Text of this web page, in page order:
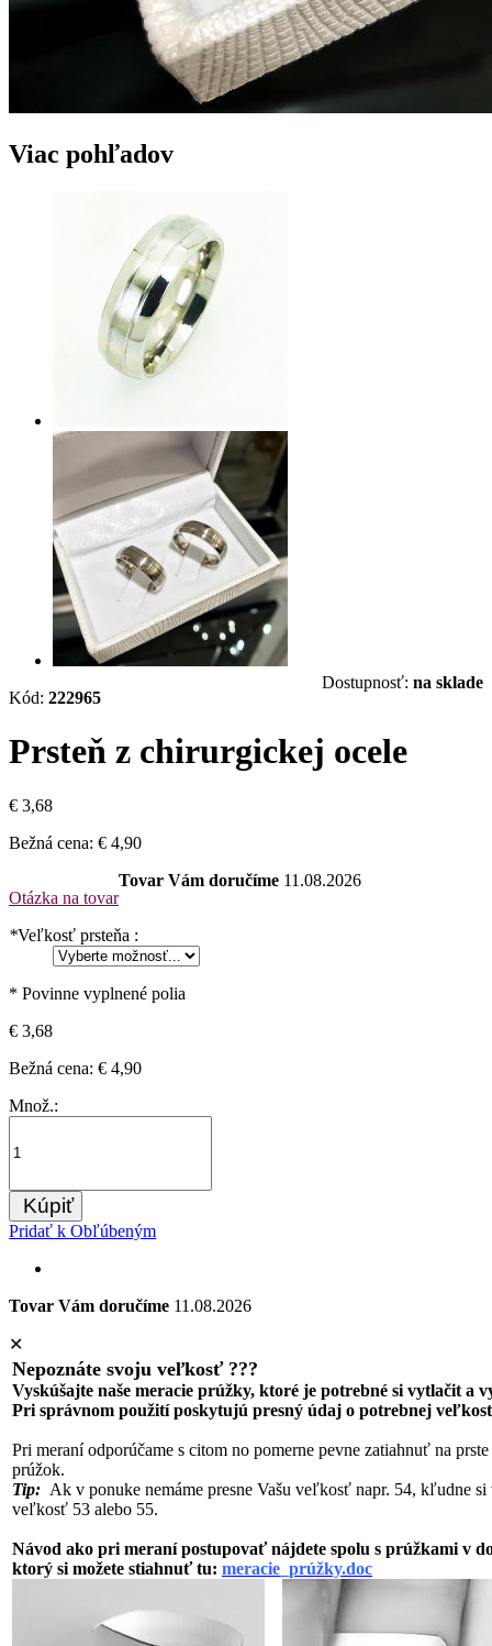
Viac pohľadov
Kód: 222965
Dostupnosť: na sklade
Prsteň z chirurgickej ocele
€ 3,68
Bežná cena: € 4,90
Otázka na tovar
Tovar Vám doručíme 11.08.2026
*Veľkosť prsteňa :
* Povinne vyplnené polia
€ 3,68
Bežná cena: € 4,90
Množ.:
Kúpiť
Pridať k Obľúbeným
Tovar Vám doručíme 11.08.2026
✕
Nepoznáte svoju veľkosť ???
Vyskúšajte naše meracie prúžky, ktoré je potrebné si vytlačit a
Pri správnom použití poskytujú presný údaj o potrebnej
Pri meraní odporúčame s citom no pomerne pevne zatiahnuť na
prúžok.
Tip: Ak v ponuke nemáme presne Vašu veľkosť napr. 54, kľudne si
veľkosť 53 alebo 55.
Návod ako pri meraní postupovať nájdete spolu s prúžkami v
ktorý si možete stiahnuť tu: meracie_prúžky.doc